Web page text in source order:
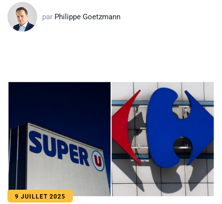
par Philippe Goetzmann
9 JUILLET 2025